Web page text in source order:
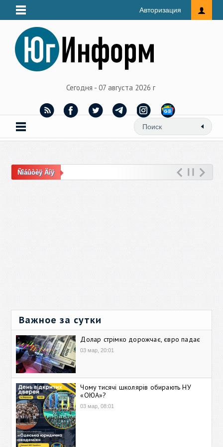
Авторизация
Сегодня - 07 августа 2026 г
Ñîáûòèÿ Äíÿ
Важное за сутки
Долар стрімко дорожчає, євро падає
03 мар, 20:01
Чому тисячі школярів обирають НУ
«ОЮА»?
03 мар, 08:01